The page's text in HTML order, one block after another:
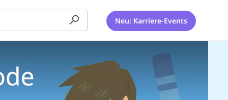
Neu: Karriere-Events